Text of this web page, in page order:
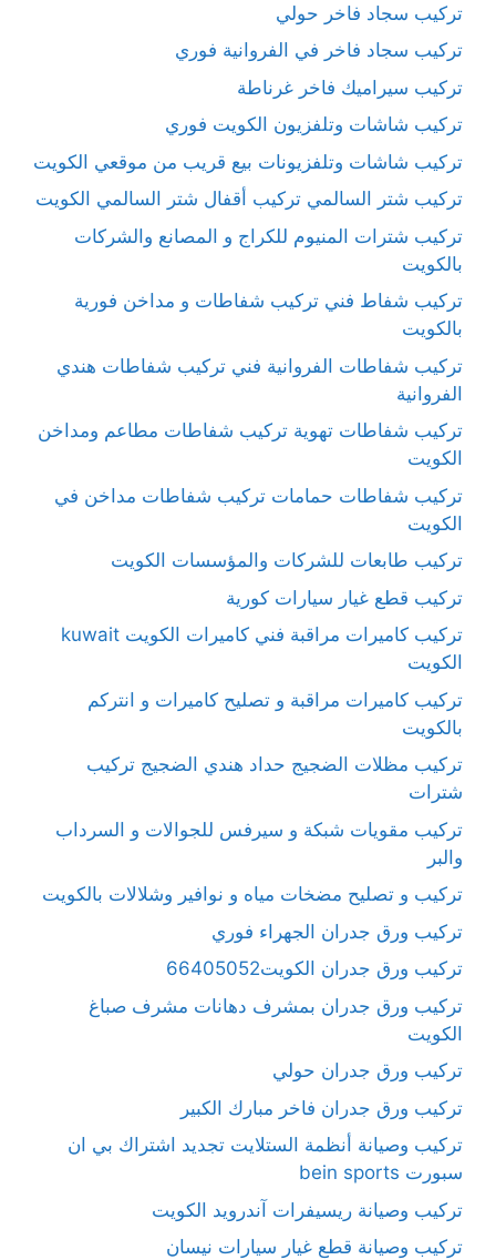
تركيب سجاد فاخر حولي
تركيب سجاد فاخر في الفروانية فوري
تركيب سيراميك فاخر غرناطة
تركيب شاشات وتلفزيون الكويت فوري
تركيب شاشات وتلفزيونات بيع قريب من موقعي الكويت
تركيب شتر السالمي تركيب أقفال شتر السالمي الكويت
تركيب شترات المنيوم للكراج و المصانع والشركات
بالكويت
تركيب شفاط فني تركيب شفاطات و مداخن فورية
بالكويت
تركيب شفاطات الفروانية فني تركيب شفاطات هندي
الفروانية
تركيب شفاطات تهوية تركيب شفاطات مطاعم ومداخن
الكويت
تركيب شفاطات حمامات تركيب شفاطات مداخن في
الكويت
تركيب طابعات للشركات والمؤسسات الكويت
تركيب قطع غيار سيارات كورية
تركيب كاميرات مراقبة فني كاميرات الكويت kuwait
الكويت
تركيب كاميرات مراقبة و تصليح كاميرات و انتركم
بالكويت
تركيب مظلات الضجيج حداد هندي الضجيج تركيب
شترات
تركيب مقويات شبكة و سيرفس للجوالات و السرداب
والبر
تركيب و تصليح مضخات مياه و نوافير وشلالات بالكويت
تركيب ورق جدران الجهراء فوري
تركيب ورق جدران الكويت66405052
تركيب ورق جدران بمشرف دهانات مشرف صباغ
الكويت
تركيب ورق جدران حولي
تركيب ورق جدران فاخر مبارك الكبير
تركيب وصيانة أنظمة الستلايت تجديد اشتراك بي ان
سبورت bein sports
تركيب وصيانة ريسيفرات آندرويد الكويت
تركيب وصيانة قطع غيار سيارات نيسان